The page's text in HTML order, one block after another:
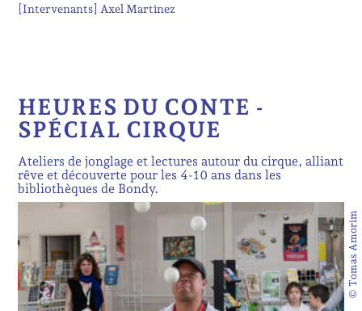
[Intervenants] Axel Martinez
HEURES DU CONTE -
SPÉCIAL CIRQUE
Ateliers de jonglage et lectures autour du cirque, alliant
rêve et découverte pour les 4-10 ans dans les
bibliothèques de Bondy.
© Tomas Amorim